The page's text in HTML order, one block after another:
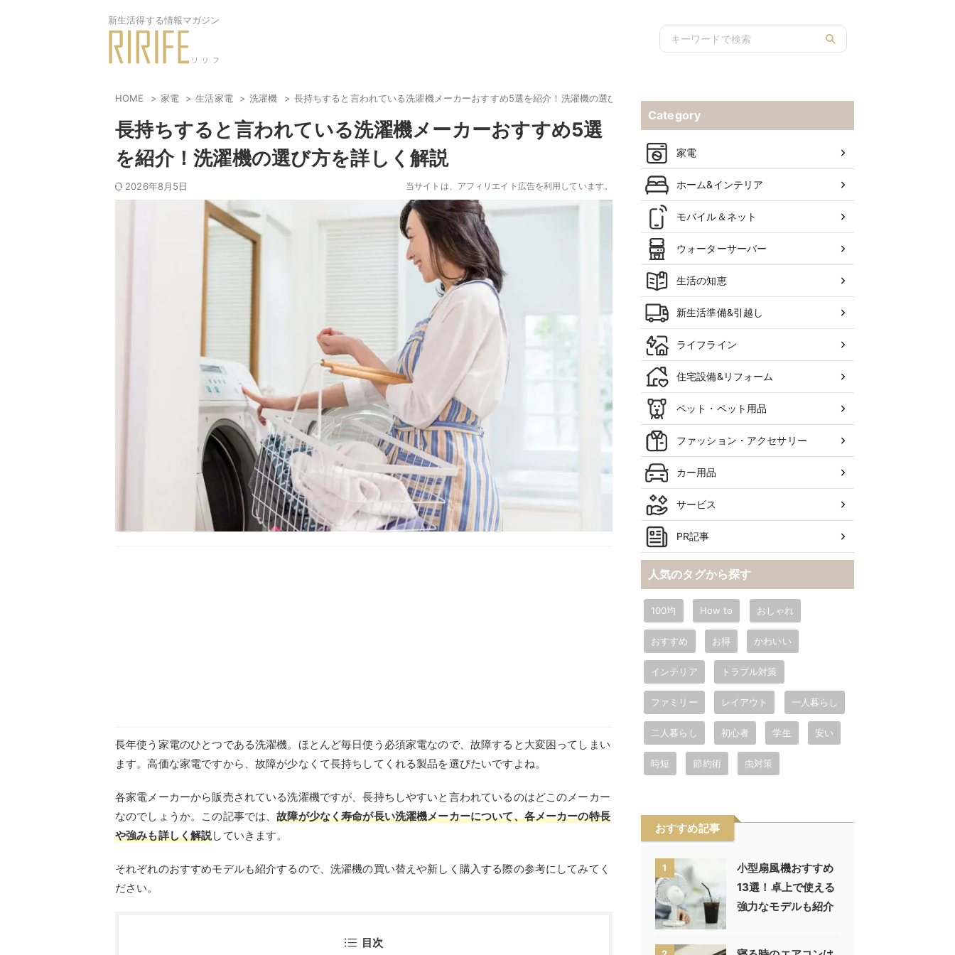
新生活得する情報マガジン
HOME 家電 生活家電 洗濯機 長持ちすると言われている洗濯機メーカーおすすめ5選を紹介！洗濯機の選び方を詳しく解説
長持ちすると言われている洗濯機メーカーおすすめ5選
を紹介！洗濯機の選び方を詳しく解説
2026年8月5日 当サイトは、アフィリエイト広告を利用しています。
長年使う家電のひとつである洗濯機。ほとんど毎日使う必須家電なので、故障すると大変困ってしまい
ます。高価な家電ですから、故障が少なくて長持ちしてくれる製品を選びたいですよね。
各家電メーカーから販売されている洗濯機ですが、長持ちしやすいと言われているのはどこのメーカー
なのでしょうか。この記事では、故障が少なく寿命が長い洗濯機メーカーについて、各メーカーの特長
や強みも詳しく解説していきます。
それぞれのおすすめモデルも紹介するので、洗濯機の買い替えや新しく購入する際の参考にしてみてく
ださい。
目次
Category
家電
ホーム&インテリア
モバイル＆ネット
ウォーターサーバー
生活の知恵
新生活準備&引越し
ライフライン
住宅設備&リフォーム
ペット・ペット用品
ファッション・アクセサリー
カー用品
サービス
PR記事
人気のタグから探す
100均 How to おしゃれ
おすすめ お得 かわいい
インテリア トラブル対策
ファミリー レイアウト 一人暮らし
二人暮らし 初心者 学生 安い
時短 節約術 虫対策
おすすめ記事
1
小型扇風機おすすめ
13選！卓上で使える
強力なモデルも紹介